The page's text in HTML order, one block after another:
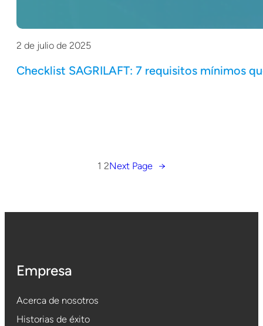
2 de julio de 2025
Checklist SAGRILAFT: 7 requisitos mínimos
1 2Next Page →
Empresa
Acerca de nosotros
Historias de éxito